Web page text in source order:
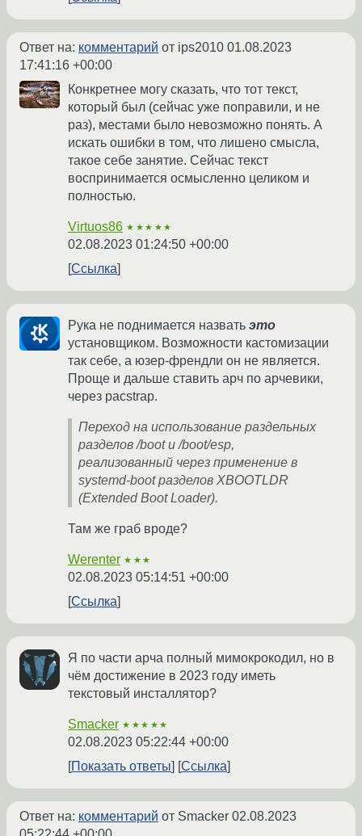
Ответ на: комментарий от ips2010 01.08.2023
17:41:16 +00:00
Конкретнее могу сказать, что тот текст,
который был (сейчас уже поправили, и не
раз), местами было невозможно понять. А
искать ошибки в том, что лишено смысла,
такое себе занятие. Сейчас текст
воспринимается осмысленно целиком и
полностью.
Virtuos86 ★★★★★
02.08.2023 01:24:50 +00:00
Ссылка
Рука не поднимается назвать это
установщиком. Возможности кастомизации
так себе, а юзер-френдли он не является.
Проще и дальше ставить арч по арчевики,
через pacstrap.
Переход на использование раздельных
разделов /boot и /boot/esp,
реализованный через применение в
systemd-boot разделов XBOOTLDR
(Extended Boot Loader).
Там же граб вроде?
Werenter ★★★
02.08.2023 05:14:51 +00:00
Ссылка
Я по части арча полный мимокрокодил, но в
чём достижение в 2023 году иметь
текстовый инсталлятор?
Smacker ★★★★★
02.08.2023 05:22:44 +00:00
Показать ответы
Ссылка
Ответ на: комментарий от Smacker 02.08.2023